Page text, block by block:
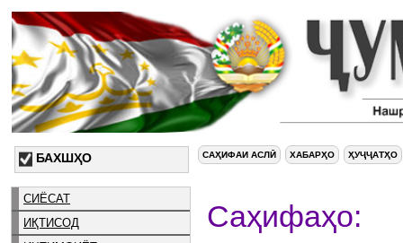
БАХШҲО
СИЁСАТ
ИҚТИСОД
САҲИФАИ АСЛӢ ХАБАРҲО ҲУҶҶАТҲО